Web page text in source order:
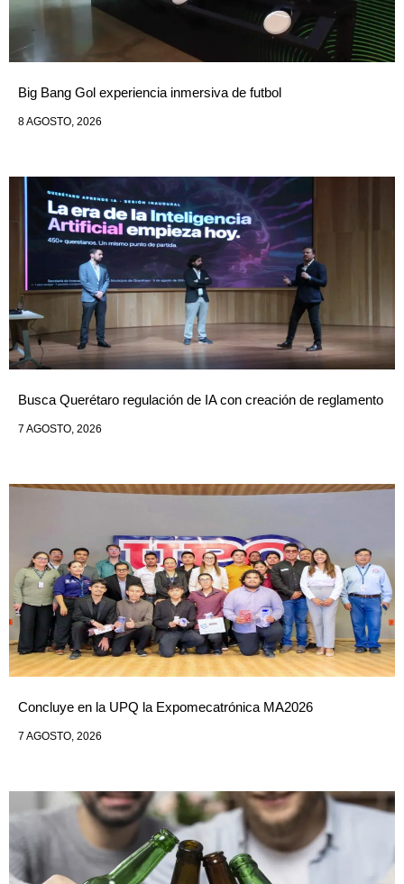
Big Bang Gol experiencia inmersiva de futbol
8 AGOSTO, 2026
Busca Querétaro regulación de IA con creación de reglamento
7 AGOSTO, 2026
Concluye en la UPQ la Expomecatrónica MA2026
7 AGOSTO, 2026